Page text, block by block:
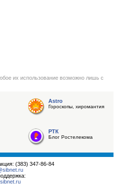
их использование возможно лишь с
Astro
Гороскопы, хиромантия
РТК
Блог Ростелекома
(383) 347-86-84